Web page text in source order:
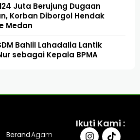
Juta Berujung Dugaan
Korban Diborgol Hendak
Medan
Bahlil Lahadalia Lantik
sebagai Kepala BPMA
BerandAgam
Ikuti Kami :